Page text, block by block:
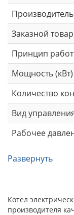
Производитель
Заказной товар
Принцип
Мощность (кВт)
Количество
Вид
Рабочее
Развернуть
Котел
производителя